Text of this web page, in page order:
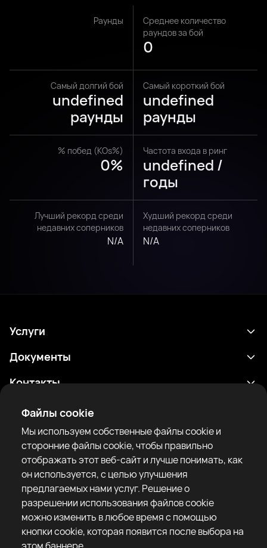
Файлы cookie
Мы используем собственные файлы cookie и
сторонние файлы cookie, чтобы правильно
отображать этот веб-сайт и лучше понимать, как
он используется, с целью улучшения
предлагаемых нами услуг. Решение о
разрешении использования файлов cookie
можно изменить в любое время с помощью
кнопки cookie, которая появится после выбора на
Раунды
Среднее количество
раундов за бой
0
Самый долгий бой
undefined
раунды
Самый короткий бой
undefined
раунды
% побед (KOs%)
0%
Частота входа в ринг
undefined /
годы
Лучший рекорд среди
недавних соперников
N/A
Худший рекорд среди
недавних соперников
N/A
RTF United service limited
6 Burrows court, Liverpool, United Kingdom
Услуги
Расписание
Боксеры
Рейтинги
Новости
Статьи
Sparring Finder
Документы
Политика конфиденциальности
Уведомление о рисках
Правила сообщества
Контакты
support@rtfight.com
Приложения